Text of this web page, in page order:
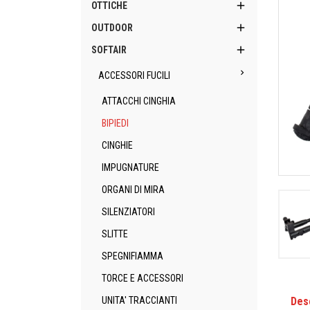
OTTICHE 
OUTDOOR 
SOFTAIR 
ACCESSORI FUCILI 
ATTACCHI CINGHIA
BIPIEDI
CINGHIE
IMPUGNATURE
ORGANI DI MIRA
SILENZIATORI
SLITTE
SPEGNIFIAMMA
TORCE E ACCESSORI
UNITA' TRACCIANTI